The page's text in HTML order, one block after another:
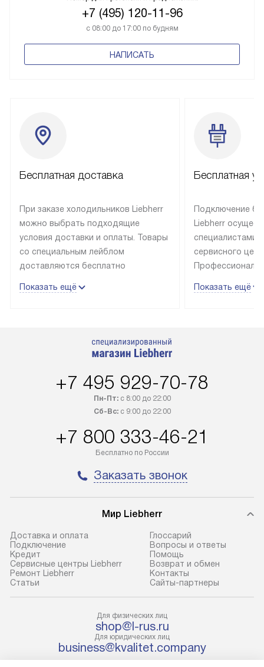
+7 (495) 120-11-96
с 08:00 до 17:00 по будням
НАПИСАТЬ
Бесплатная доставка
При заказе холодильников Liebherr
можно выбрать подходящие
условия доставки и оплаты. Товары
со специальным лейблом
доставляются бесплатно
до подъезда, выезд за МКАД
в течение трех дней. Доставка
регионы осуществляется через
100% предоплаты наша компания
до представительства
транспортной компании в городе
условия доставки у менеджера при
В оговоренный день служба
доставки доставит упакованный
прибор до подъезда. Если
требуется переместить прибор
до двери квартиры или до места
установки, пожалуйста,
с менеджером. За данную услугу
взимается дополнительная плата.
Учитывайте габариты прибора, если
Показать ещё
Бесплатная
Подключение
Liebherr
специалистами
сервисного
эксплуатации
Стоимость
обеспечивают
предполагают
холодильников
требующим
наличие крана.
и соединение
Показать ещё
+7 495 929-70-78
Пн-Пт:с 8:00 до 22:00
Сб-Вс:с 9:00 до 22:00
+7 800 333-46-21
Бесплатно по России
Заказать звонок
Мир Liebherr
Доставка и оплата
Подключение
Кредит
Сервисные центры Liebherr
Ремонт Liebherr
Cтатьи
Глоссарий
Вопросы и ответы
Помощь
Возврат и обмен
Контакты
Сайты-партнеры
Для физических лиц
shop@l-rus.ru
Для юридических лиц
business@kvalitet.company